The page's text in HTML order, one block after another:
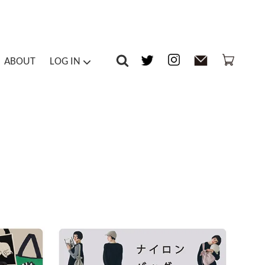
ABOUT LOG IN